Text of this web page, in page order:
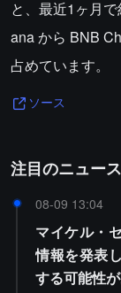
と、最近1ヶ月
ana から BNB
占めています。
ソース
注目のニュース
08-09 13:04
マイケル・
情報を発表
する可能性が